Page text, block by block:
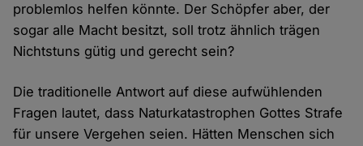
problemlos helfen könnte. Der Schöpfer aber, der
sogar alle Macht besitzt, soll trotz ähnlich trägen
Nichtstuns gütig und gerecht sein?
Die traditionelle Antwort auf diese aufwühlenden
Fragen lautet, dass Naturkatastrophen Gottes Strafe
für unsere Vergehen seien. Hätten Menschen sich